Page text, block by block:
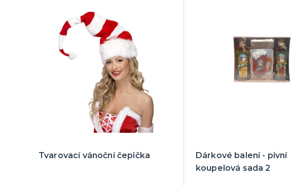
Tvarovací vánoční čepička
Dárkové balení - pivní
koupelová sada 2